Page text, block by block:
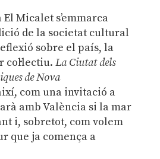
Micalet s’emmarca
de la societat cultural
sobre el país, la
La Ciutat dels
de Nova
com una invitació a
amb València si la mar
i, sobretot, com volem
que ja comença a